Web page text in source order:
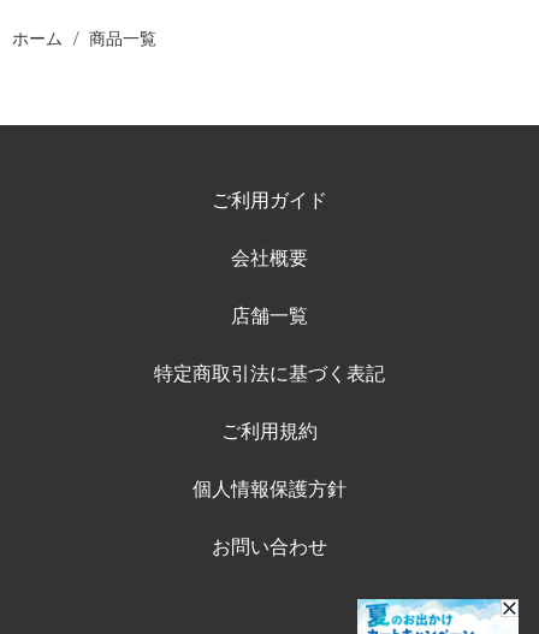
ホーム 商品一覧
ご利用ガイド
会社概要
店舗一覧
特定商取引法に基づく表記
ご利用規約
個人情報保護方針
お問い合わせ